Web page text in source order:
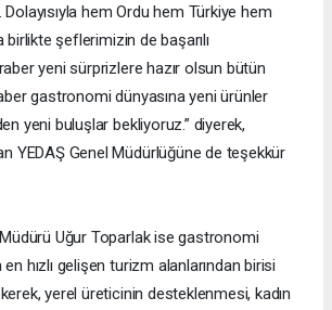
hem Ordu hem Türkiye hem
şeflerimizin de başarılı
yeni sürprizlere hazır olsun bütün
gastronomi dünyasına yeni ürünler
yeni buluşlar bekliyoruz.” diyerek,
YEDAŞ Genel Müdürlüğüne de teşekkür
Uğur Toparlak ise gastronomi
hızlı gelişen turizm alanlarından birisi
yerel üreticinin desteklenmesi, kadın